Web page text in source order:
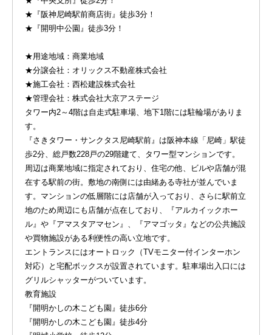
★『阪神尼崎駅前商店街』徒歩3分！
★『開明中公園』徒歩3分！
★用途地域：商業地域
★分譲会社：オリックス不動産株式会社
★施工会社：西松建設株式会社
★管理会社：株式会社大京アステージ
タワー内2～4階は自走式駐車場、地下1階には駐輪場がありま
す。
『さきタワー・サンクタス尼崎駅前』は阪神本線「尼崎」駅徒
歩2分、総戸数228戸の29階建て、タワー型マンションです。
周辺は商業地域に指定されており、住宅の他、ビルや店舗が混
在する駅前の街。敷地の南側には由緒ある寺社が並んでいま
す。マンションの低層階には店舗が入っており、さらに駅前立
地のため周辺にも店舗が点在しており、『アルカイックホー
ル』や『アマスタアマセン』、『アマゴッタ』などの公共施設
や買物施設がある利便性の高い立地です。
エントランスにはオートロック（TVモニター付インターホン
対応）と宅配ボックスが設置されています。駐車場出入口には
グリルシャッターがついています。
教育施設
『開明かしの木こども園』徒歩6分
『開明かしの木こども園』徒歩4分